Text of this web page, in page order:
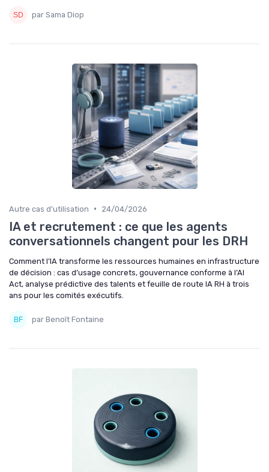
par Sama Diop
Autre cas d'utilisation • 24/04/2026
IA et recrutement : ce que les agents
conversationnels changent pour les DRH
Comment l’IA transforme les ressources humaines en infrastructure
de décision : cas d’usage concrets, gouvernance conforme à l’AI
Act, analyse prédictive des talents et feuille de route IA RH à trois
ans pour les comités exécutifs.
par Benoît Fontaine